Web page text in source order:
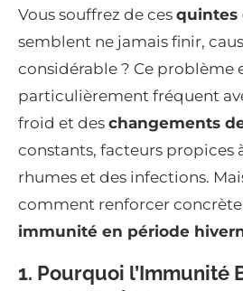
Vous souffrez de ces quintes
semblent ne jamais finir,
considérable ? Ce problème
particulièrement fréquent
froid et des changements
constants, facteurs propices
rhumes et des infections.
comment renforcer
immunité en période
1. Pourquoi l’Immunité